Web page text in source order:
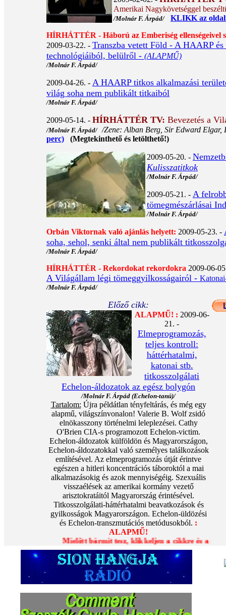
Amerikai Nagykövetséggel
/Molnár F. Árpád/
KLIKK az
HÍRHÁTTÉR - Háború az Emberiség ellenségeivel
2009-03-22. - Transzba vetett Föld - A HAARP
technológiáiból, belülről - (ALAPMŰ)
/Molnár F. Árpád/
2009-04-26. - A HAARP titkos alkalmazási
világ soha nem publikált titkaiból
/Molnár F. Árpád/
2009-05-14. - HÍRHÁTTÉR TV: Bevezetés a
/Molnár F. Árpád//Zene: Alban Berg, Sir Edward
perc) (Megtekinthető és letölthető!)
2009-05-20. -
Kulisszatitkok
/Molnár F. Árpád/
2009-05-21. - A
tömegmészárlásai
/Molnár F. Árpád/
Orbán Viktornak való ajánlás helyett: 2009-05-23. -
soha, sehol, senki által nem publikált
/Molnár F. Árpád/
HÍRHÁTTÉR - Rekordokat rekordokra 2009-06-
A Világállam légi tömeggyilkosságairól -
/Molnár F. Árpád/
Előző cikk:
ALAPMŰ! : 2009-06-
21. -
Elmeprogramozás,
teljes kontroll:
háttérhatalmi,
katonai stb.
titkosszolgálati
Echelon-áldozatok az egész bolygón
/Molnár F. Árpád (Echelon-tanú)/
Tartalom: Újra példátlan tényfeltárás, és még egy
alapmű, világszínvonalon! Valerie B. Wolf zsidó
elnökasszony történelmi leleplezései. Cathy
O'Brien CIA-s programozott Echelon-victim.
Echelon-áldozatok külföldön és Magyarországon,
Echelon-áldozatokkal való személyes találkozások
említésével. Az elmeprogramozás útját érintve
egészen a hitleri koncentrációs táboroktól a mai
alkalmazásokig és azok mennyiségéig. Szexuális
visszaélések az amerikai kormány vezető
arisztokratáitól Magyarország érintésével.
Titkosszolgálati-háttérhatalmi beavatkozások és
gyilkosságok Magyarországon. Echelon-üldözési
és Echelon-transzmutációs metódusokból. :
ALAPMŰ!
Mielőtt bármit tesz, klikkeljen a cikkre és a saját